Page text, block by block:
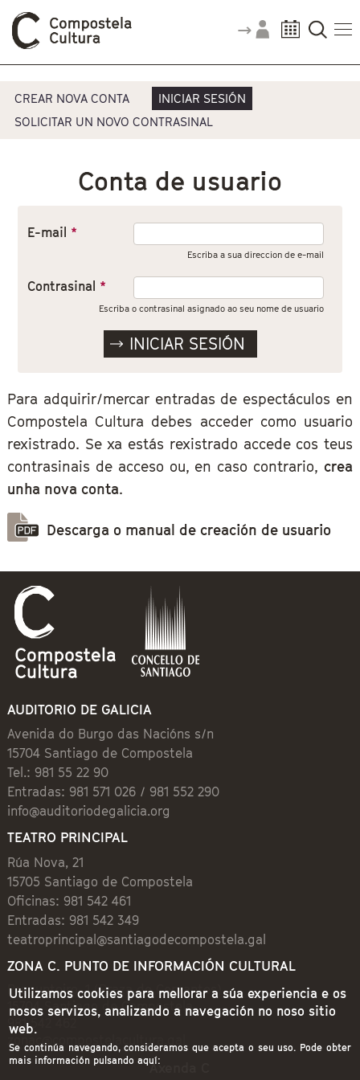
Pestanas principais
CREAR NOVA CONTA
INICIAR SESIÓN
SOLICITAR UN NOVO CONTRASINAL
Conta de usuario
E-mail *
Escriba a sua direccion de e-mail
Contrasinal *
Escriba o contrasinal asignado ao seu nome de usuario
Para adquirir/mercar entradas de espectáculos en
Compostela Cultura debes acceder como usuario
rexistrado. Se xa estás rexistrado accede cos teus
contrasinais de acceso ou, en caso contrario, crea
unha nova conta.
Descarga o manual de creación de usuario
AUDITORIO DE GALICIA
Avenida do Burgo das Nacións s/n
15704 Santiago de Compostela
Tel.: 981 55 22 90
Entradas: 981 571 026 / 981 552 290
info@auditoriodegalicia.org
TEATRO PRINCIPAL
Rúa Nova, 21
15705 Santiago de Compostela
Oficinas: 981 542 461
Entradas: 981 542 349
teatroprincipal@santiagodecompostela.gal
ZONA C. PUNTO DE INFORMACIÓN CULTURAL
Preguntoiro, 1 (Praza de Cervantes)
15704 Santiago de Compostela
981 542 462
zonac@compostelacultura.gal
Axenda C
Utilizamos cookies para mellorar a súa experiencia e os
nosos servizos, analizando a navegación no noso sitio
web.
Se continúa navegando, consideramos que acepta o seu uso. Pode obter
mais información pulsando aquí: